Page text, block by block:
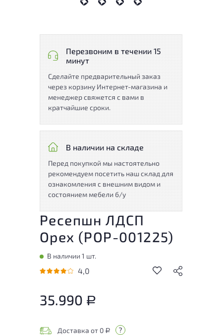
Перезвоним в течении 15
минут
Сделайте предварительный заказ
через корзину Интернет-магазина и
менеджер свяжется с вами в
кратчайшие сроки.
В наличии на складе
Перед покупкой мы настоятельно
рекомендуем посетить наш склад для
ознакомления с внешним видом и
состоянием мебели б/у
Ресепшн ЛДСП
Орех (РОР-001225)
В наличии 1 шт.
4,0
35.990 Р
Доставка от 0 Р